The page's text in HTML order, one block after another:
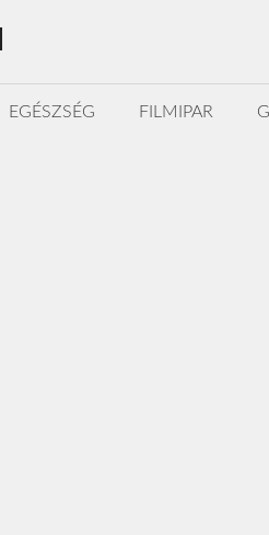
EGÉSZSÉG FILMIPAR